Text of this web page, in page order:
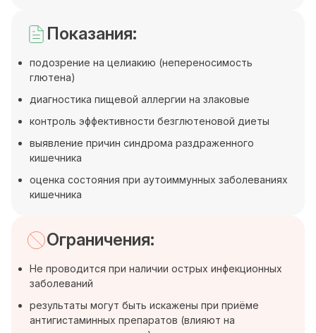
Показания:
подозрение на целиакию (непереносимость
глютена)
диагностика пищевой аллергии на злаковые
контроль эффективности безглютеновой диеты
выявление причин синдрома раздраженного
кишечника
оценка состояния при аутоиммунных заболеваниях
кишечника
Ограничения:
Не проводится при наличии острых инфекционных
заболеваний
результаты могут быть искажены при приёме
антигистаминных препаратов (влияют на